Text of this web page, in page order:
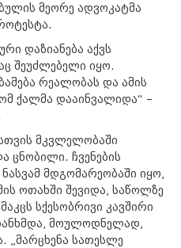
მეორე ადვოკატმა
დაზიანება აქვს
შეუძლებელი იყო.
რეალობას და ამის
ქალმა დააინვალიდა“ –
მკვლელობაში
ცნობილი. ჩვენების
მდგომარეობაში იყო,
ოთახში შევიდა, საწოლზე
სქესობრივი კავშირი
მოულოდნელად,
„მარცხენა სათესლე